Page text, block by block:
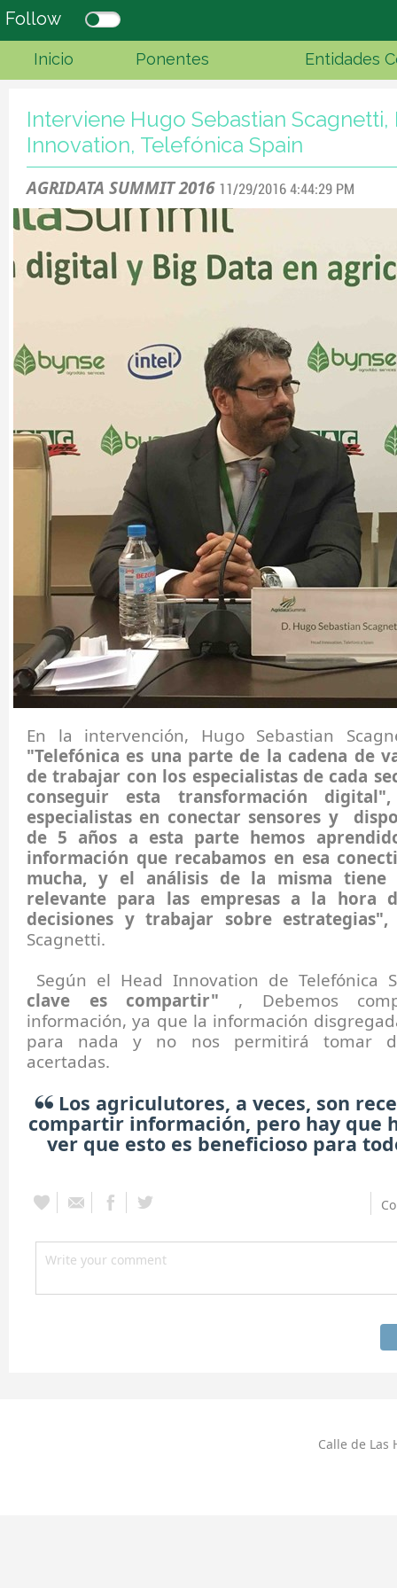
Follow
Inicio Ponentes Entidades
Interviene Hugo Sebastian Scagnetti,
Innovation, Telefónica Spain
AGRIDATA SUMMIT 2016 11/29/2016 4:44:29 PM
En la intervención, Hugo Sebastian
"Telefónica es una parte de la cadena de
de trabajar con los especialistas de cada
conseguir esta transformación
especialistas en conectar sensores y
de 5 años a esta parte hemos
información que recabamos en esa
mucha, y el análisis de la misma tiene
relevante para las empresas a la hora
decisiones y trabajar sobre estrategias",
Scagnetti.
Según el Head Innovation de Telefónica
clave es compartir" , Debemos
información, ya que la información
para nada y no nos permitirá tomar
acertadas.
Los agriculutores, a veces, son
compartir información, pero hay que
ver que esto es beneficioso para
Calle de Las